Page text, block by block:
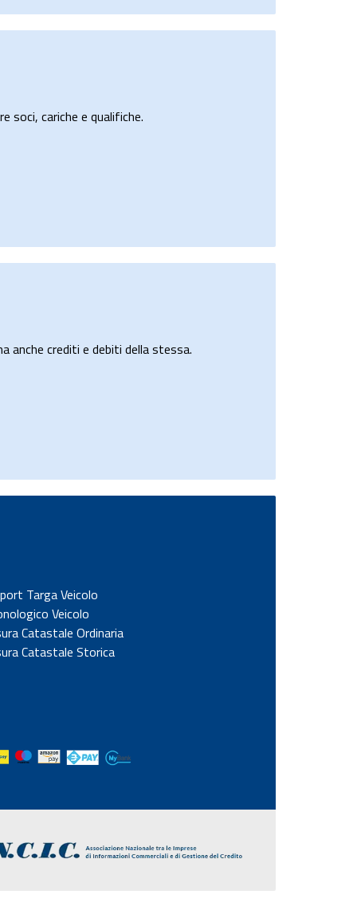
soci, cariche e qualifiche.
anche crediti e debiti della stessa.
Targa Veicolo
Veicolo
Catastale Ordinaria
Catastale Storica